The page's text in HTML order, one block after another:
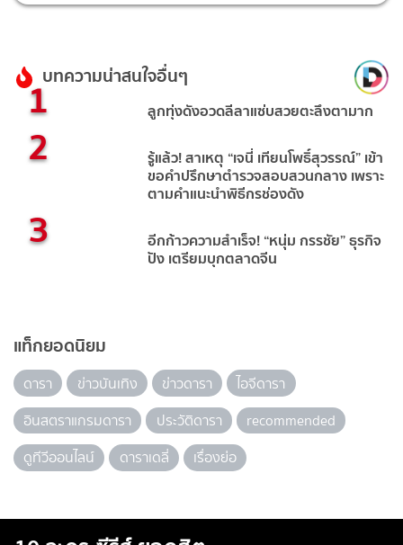
บทความน่าสนใจอื่นๆ
1 ลูกทุ่งดังอวดลีลาแซ่บสวยตะลึงตามาก
2 รู้แล้ว! สาเหตุ “เจนี่ เทียนโพธิ์สุวรรณ์” เข้า
ขอคำปรึกษาตำรวจสอบสวนกลาง เพราะ
ตามคำแนะนำพิธีกรช่องดัง
3 อีกก้าวความสำเร็จ! “หนุ่ม กรรชัย” ธุรกิจ
ปัง เตรียมบุกตลาดจีน
แท็กยอดนิยม
ดารา ข่าวบันเทิง ข่าวดารา
ไอจีดารา
อินสตราแกรมดารา
ประวัติดารา
recommended
ดูทีวีออนไลน์
ดาราเดลี่ เรื่องย่อ